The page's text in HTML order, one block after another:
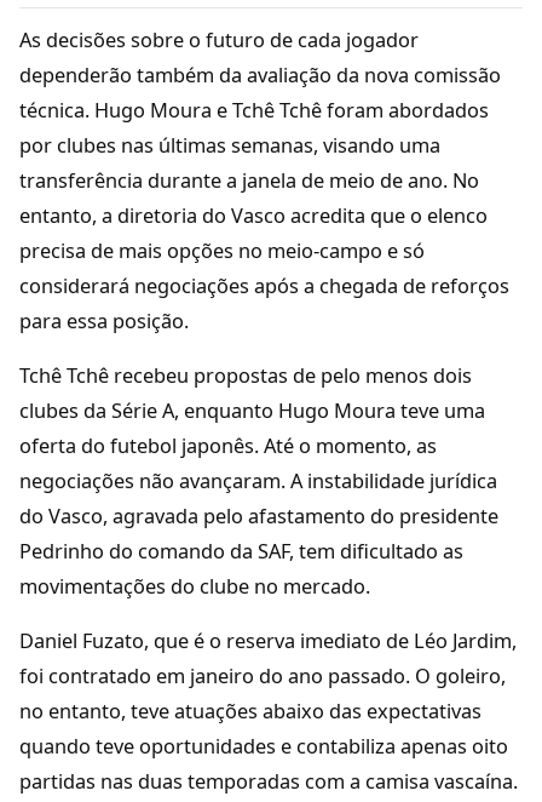
As decisões sobre o futuro de cada jogador
dependerão também da avaliação da nova comissão
técnica. Hugo Moura e Tchê Tchê foram abordados
por clubes nas últimas semanas, visando uma
transferência durante a janela de meio de ano. No
entanto, a diretoria do Vasco acredita que o elenco
precisa de mais opções no meio-campo e só
considerará negociações após a chegada de reforços
para essa posição.
Tchê Tchê recebeu propostas de pelo menos dois
clubes da Série A, enquanto Hugo Moura teve uma
oferta do futebol japonês. Até o momento, as
negociações não avançaram. A instabilidade jurídica
do Vasco, agravada pelo afastamento do presidente
Pedrinho do comando da SAF, tem dificultado as
movimentações do clube no mercado.
Daniel Fuzato, que é o reserva imediato de Léo Jardim,
foi contratado em janeiro do ano passado. O goleiro,
no entanto, teve atuações abaixo das expectativas
quando teve oportunidades e contabiliza apenas oito
partidas nas duas temporadas com a camisa vascaína.